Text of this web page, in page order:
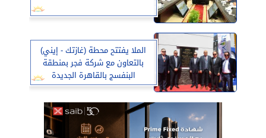
الملا يفتتح محطة (غازتك - إيني)
بالتعاون مع شركة فجر بمنطقة
البنفسج بالقاهرة الجديدة